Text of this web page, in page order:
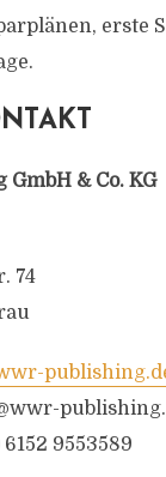
erste
& Co. KG
74
9553589